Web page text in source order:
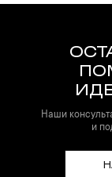
Наши
и